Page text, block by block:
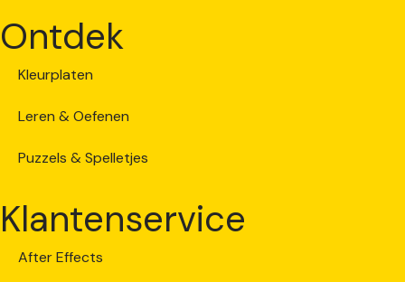
Ontdek
Kleurplaten
Leren & Oefenen
Puzzels & Spelletjes
Klantenservice
After Effects